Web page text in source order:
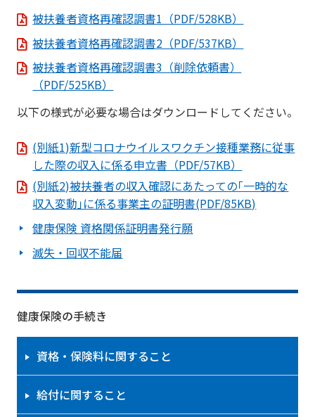
被扶養者資格再確認調書1（PDF/528KB）
被扶養者資格再確認調書2（PDF/537KB）
被扶養者資格再確認調書3（削除依頼書）
（PDF/525KB）
以下の様式が必要な場合はダウンロードしてください。
(別紙1)新型コロナウイルスワクチン接種業務に従事
した際の収入に係る申立書（PDF/57KB）
(別紙2)被扶養者の収入確認にあたっての｢一時的な
収入変動｣に係る事業主の証明書(PDF/85KB)
健康保険 資格関係証明書発行願
滅失・回収不能届
健康保険の手続き
資格・保険料に関すること
給付に関すること